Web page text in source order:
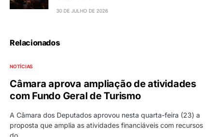
30 DE JULHO DE 2026
Relacionados
NOTÍCIAS
Câmara aprova ampliação de atividades
com Fundo Geral de Turismo
A Câmara dos Deputados aprovou nesta quarta-feira (23) a
proposta que amplia as atividades financiáveis com recursos
do…